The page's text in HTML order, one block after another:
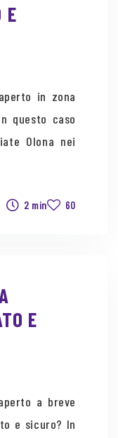
E
in zona
questo caso
Olona nei
60
2 min
E
a breve
e sicuro? In